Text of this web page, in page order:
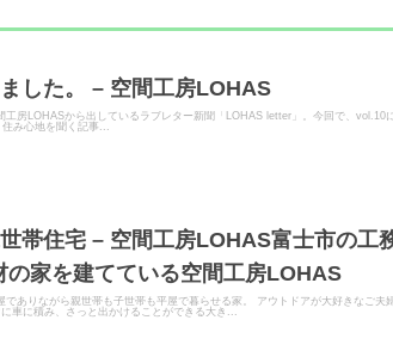
した。 – 空間工房LOHAS
房LOHASから出しているラブレター新聞「LOHAS letter」。今回で、vol.10
み心地を聞く記事...
帯住宅 – 空間工房LOHAS富士市の工
家を建てている空間工房LOHAS
ありながら親世帯も子世帯も平屋で暮らせる家。 アウトドアが大好きなご夫
車に積み、さっと出かけることができる大き...